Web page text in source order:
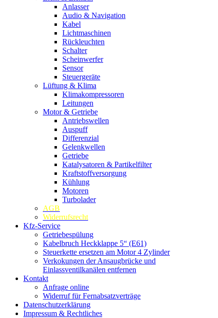
Anlasser
Audio & Navigation
Kabel
Lichtmaschinen
Rückleuchten
Schalter
Scheinwerfer
Sensor
Steuergeräte
Lüftung & Klima
Klimakompressoren
Leitungen
Motor & Getriebe
Antriebswellen
Auspuff
Differenzial
Gelenkwellen
Getriebe
Katalysatoren & Partikelfilter
Kraftstoffversorgung
Kühlung
Motoren
Turbolader
AGB
Widerrufsrecht
Kfz-Service
Getriebespülung
Kabelbruch Heckklappe 5“ (E61)
Steuerkette ersetzen am Motor 4 Zylinder
Verkokungen der Ansaugbrücke und
Einlassventilkanälen entfernen
Kontakt
Anfrage online
Widerruf für Fernabsatzverträge
Datenschutzerklärung
Impressum & Rechtliches